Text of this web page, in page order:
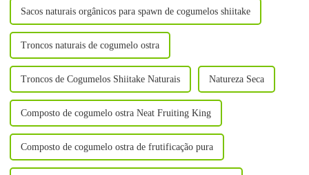
Sacos naturais orgânicos para spawn de cogumelos shiitake
Troncos naturais de cogumelo ostra
Troncos de Cogumelos Shiitake Naturais Natureza Seca
Composto de cogumelo ostra Neat Fruiting King
Composto de cogumelo ostra de frutificação pura